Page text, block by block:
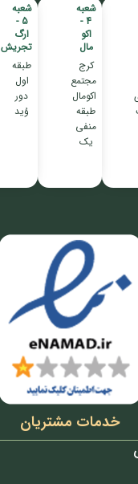
شعبه
4 -
اکو
مال
کرج
مجتمع
اکومال
طبقه
منفی
یک
شعبه
5 -
ارگ
تجریش
طبقه
اول
دور
وُید
خدمات مشتریان